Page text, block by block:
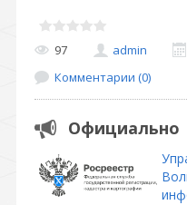
97 admin
Комментарии (0)
Официально